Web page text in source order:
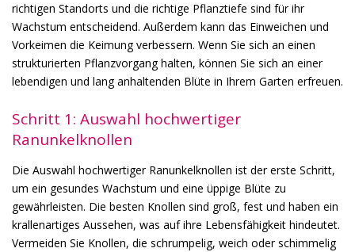
richtigen Standorts und die richtige Pflanztiefe sind für ihr
Wachstum entscheidend. Außerdem kann das Einweichen und
Vorkeimen die Keimung verbessern. Wenn Sie sich an einen
strukturierten Pflanzvorgang halten, können Sie sich an einer
lebendigen und lang anhaltenden Blüte in Ihrem Garten erfreuen.
Schritt 1: Auswahl hochwertiger
Ranunkelknollen
Die Auswahl hochwertiger Ranunkelknollen ist der erste Schritt,
um ein gesundes Wachstum und eine üppige Blüte zu
gewährleisten. Die besten Knollen sind groß, fest und haben ein
krallenartiges Aussehen, was auf ihre Lebensfähigkeit hindeutet.
Vermeiden Sie Knollen, die schrumpelig, weich oder schimmelig